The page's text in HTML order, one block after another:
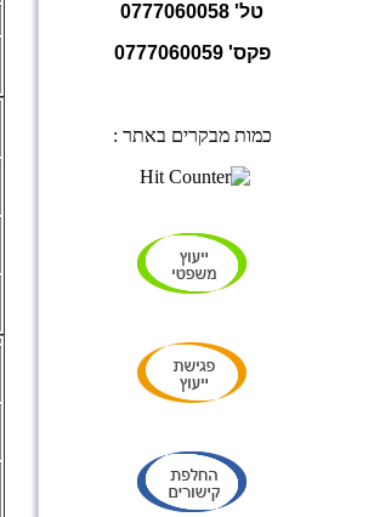
טל' 0777060058
פקס' 0777060059
כמות מבקרים באתר :